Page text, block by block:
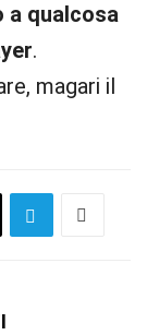
a qualcosa
.
magari il